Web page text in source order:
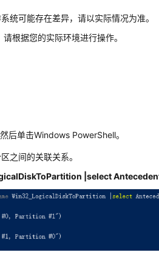
统可能存在差异，请以实际情况为准。
根据您的实际环境进行操作。
后单击Windows PowerShell。
之间的关联关系。
|select